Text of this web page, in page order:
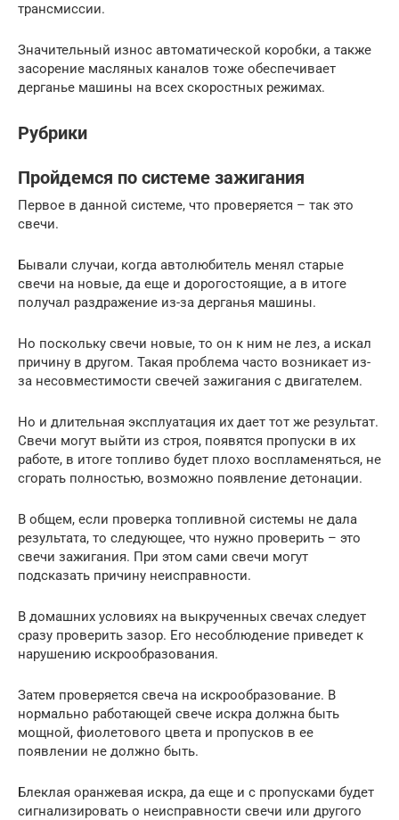
трансмиссии.
Значительный износ автоматической коробки, а также
засорение масляных каналов тоже обеспечивает
дерганье машины на всех скоростных режимах.
Рубрики
Пройдемся по системе зажигания
Первое в данной системе, что проверяется – так это
свечи.
Бывали случаи, когда автолюбитель менял старые
свечи на новые, да еще и дорогостоящие, а в итоге
получал раздражение из-за дерганья машины.
Но поскольку свечи новые, то он к ним не лез, а искал
причину в другом. Такая проблема часто возникает из-
за несовместимости свечей зажигания с двигателем.
Но и длительная эксплуатация их дает тот же результат.
Свечи могут выйти из строя, появятся пропуски в их
работе, в итоге топливо будет плохо воспламеняться, не
сгорать полностью, возможно появление детонации.
В общем, если проверка топливной системы не дала
результата, то следующее, что нужно проверить – это
свечи зажигания. При этом сами свечи могут
подсказать причину неисправности.
В домашних условиях на выкрученных свечах следует
сразу проверить зазор. Его несоблюдение приведет к
нарушению искрообразования.
Затем проверяется свеча на искрообразование. В
нормально работающей свече искра должна быть
мощной, фиолетового цвета и пропусков в ее
появлении не должно быть.
Блеклая оранжевая искра, да еще и с пропусками будет
сигнализировать о неисправности свечи или другого